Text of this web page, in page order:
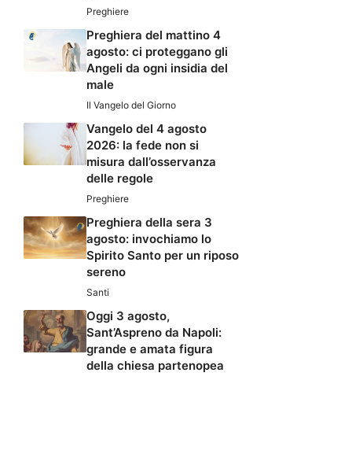
Preghiere
Preghiera del mattino 4
agosto: ci proteggano gli
Angeli da ogni insidia del
male
Il Vangelo del Giorno
Vangelo del 4 agosto
2026: la fede non si
misura dall’osservanza
delle regole
Preghiere
Preghiera della sera 3
agosto: invochiamo lo
Spirito Santo per un riposo
sereno
Santi
Oggi 3 agosto,
Sant’Aspreno da Napoli:
grande e amata figura
della chiesa partenopea